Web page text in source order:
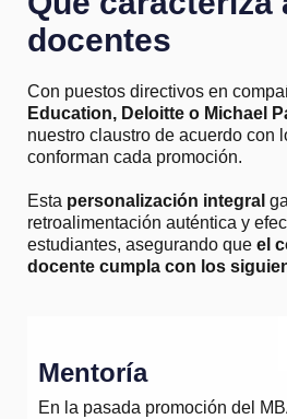
docentes
Con puestos directivos en
Education, Deloitte o Michael
nuestro claustro de acuerdo con
conforman cada promoción.
Esta personalización integral
retroalimentación auténtica y
estudiantes, asegurando que el
docente cumpla con los
Mentoría
En la pasada promoción del